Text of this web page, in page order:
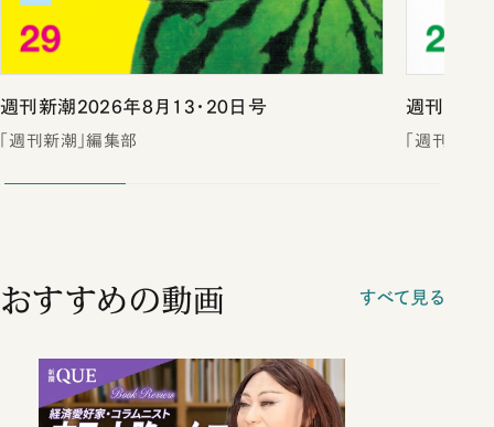
週刊新潮2026年8月13・20日号
「週刊新潮」編集部
週刊新潮
「週刊新潮
おすすめの動画 すべて見る